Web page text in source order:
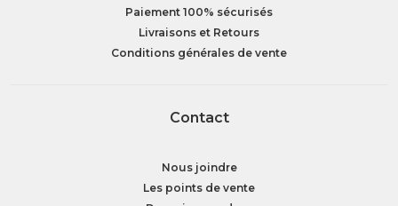
Paiement 100% sécurisés
Livraisons et Retours
Conditions générales de vente
Contact
Nous joindre
Les points de vente